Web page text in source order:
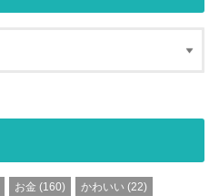
お金 (160) かわいい (22)